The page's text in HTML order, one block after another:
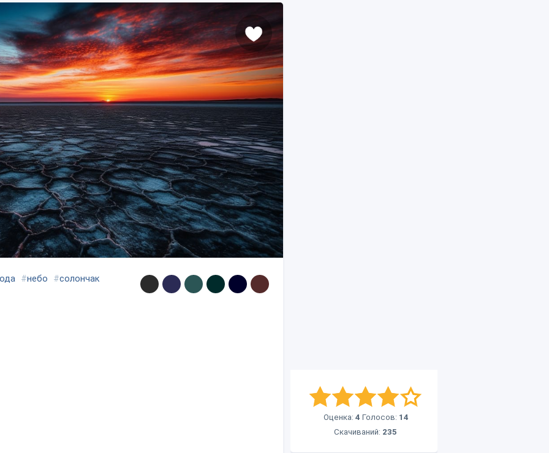
Оценка: 4 Голосов: 14
Скачиваний: 235
#небо #солончак